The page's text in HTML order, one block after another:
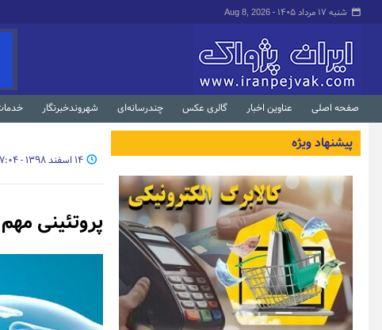
شنبه ۱۷ مرداد ۱۴۰۵ - Aug 8, 2026
صفحه اصلی عناوین اخبار گالری عکس چندرسانه‌ای شهروندخبرنگار
۱۴ اسفند ۱۳۹۸ - ۰۷:۰۴
پروتئینی
پیشنهاد ویژه